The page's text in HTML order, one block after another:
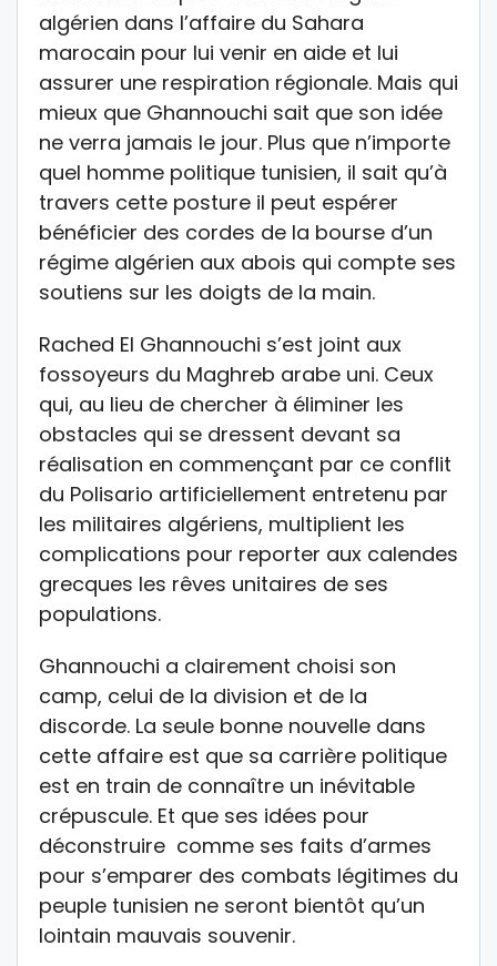
algérien dans l’affaire du Sahara
marocain pour lui venir en aide et lui
assurer une respiration régionale. Mais qui
mieux que Ghannouchi sait que son idée
ne verra jamais le jour. Plus que n’importe
quel homme politique tunisien, il sait qu’à
travers cette posture il peut espérer
bénéficier des cordes de la bourse d’un
régime algérien aux abois qui compte ses
soutiens sur les doigts de la main.
Rached El Ghannouchi s’est joint aux
fossoyeurs du Maghreb arabe uni. Ceux
qui, au lieu de chercher à éliminer les
obstacles qui se dressent devant sa
réalisation en commençant par ce conflit
du Polisario artificiellement entretenu par
les militaires algériens, multiplient les
complications pour reporter aux calendes
grecques les rêves unitaires de ses
populations.
Ghannouchi a clairement choisi son
camp, celui de la division et de la
discorde. La seule bonne nouvelle dans
cette affaire est que sa carrière politique
est en train de connaître un inévitable
crépuscule. Et que ses idées pour
déconstruire comme ses faits d’armes
pour s’emparer des combats légitimes du
peuple tunisien ne seront bientôt qu’un
lointain mauvais souvenir.